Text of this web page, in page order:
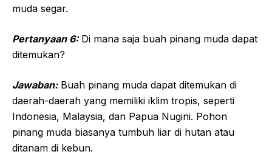
muda segar.
Pertanyaan 6:Di mana saja buah pinang muda dapat
ditemukan?
Jawaban:Buah pinang muda dapat ditemukan di
daerah-daerah yang memiliki iklim tropis, seperti
Indonesia, Malaysia, dan Papua Nugini. Pohon
pinang muda biasanya tumbuh liar di hutan atau
ditanam di kebun.